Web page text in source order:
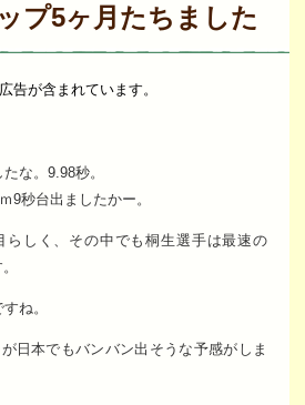
プ5ヶ月たちました
告が含まれています。
な。9.98秒。
9秒台出ましたかー。
らしく、その中でも桐生選手は最速の
ね。
日本でもバンバン出そうな予感がしま